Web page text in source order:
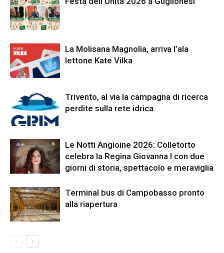
La Molisana Magnolia, arriva l’ala
lettone Kate Vilka
Trivento, al via la campagna di ricerca
perdite sulla rete idrica
Le Notti Angioine 2026: Colletorto
celebra la Regina Giovanna I con due
giorni di storia, spettacolo e meraviglia
Terminal bus di Campobasso pronto
alla riapertura